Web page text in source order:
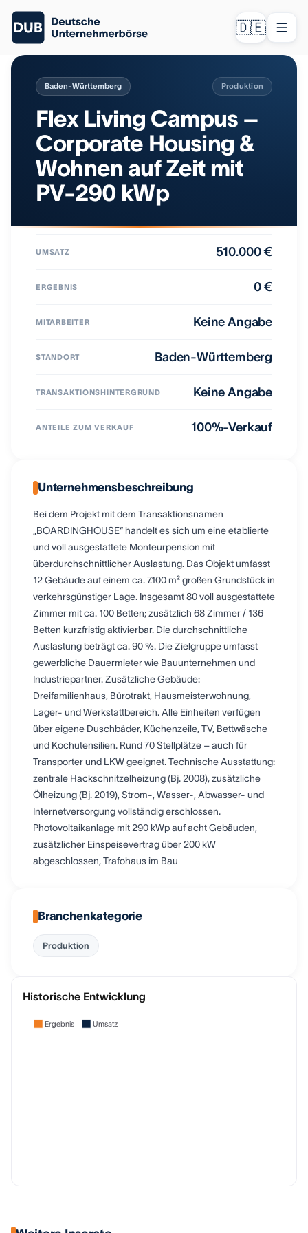
🇩🇪
Baden-Württemberg Produktion
Flex Living Campus –
Corporate Housing &
Wohnen auf Zeit mit
PV-290 kWp
UMSATZ 510.000 €
ERGEBNIS 0 €
MITARBEITER Keine Angabe
STANDORT Baden-Württemberg
TRANSAKTIONSHINTERGRUND Keine Angabe
ANTEILE ZUM VERKAUF 100%-Verkauf
Unternehmensbeschreibung
Bei dem Projekt mit dem Transaktionsnamen
„BOARDINGHOUSE“ handelt es sich um eine etablierte
und voll ausgestattete Monteurpension mit
überdurchschnittlicher Auslastung. Das Objekt umfasst
12 Gebäude auf einem ca. 7.100 m² großen Grundstück in
verkehrsgünstiger Lage. Insgesamt 80 voll ausgestattete
Zimmer mit ca. 100 Betten; zusätzlich 68 Zimmer / 136
Betten kurzfristig aktivierbar. Die durchschnittliche
Auslastung beträgt ca. 90 %. Die Zielgruppe umfasst
gewerbliche Dauermieter wie Bauunternehmen und
Industriepartner. Zusätzliche Gebäude:
Dreifamilienhaus, Bürotrakt, Hausmeisterwohnung,
Lager- und Werkstattbereich. Alle Einheiten verfügen
über eigene Duschbäder, Küchenzeile, TV, Bettwäsche
und Kochutensilien. Rund 70 Stellplätze – auch für
Transporter und LKW geeignet. Technische Ausstattung:
zentrale Hackschnitzelheizung (Bj. 2008), zusätzliche
Ölheizung (Bj. 2019), Strom-, Wasser-, Abwasser- und
Internetversorgung vollständig erschlossen.
Photovoltaikanlage mit 290 kWp auf acht Gebäuden,
zusätzlicher Einspeisevertrag über 200 kW
abgeschlossen, Trafohaus im Bau
Branchenkategorie
Produktion
Historische Entwicklung
Ergebnis Umsatz